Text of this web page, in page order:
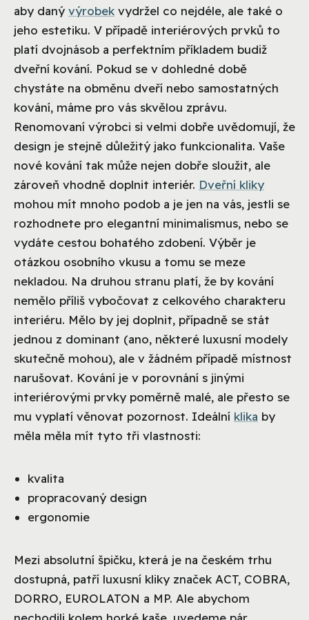
aby daný výrobek vydržel co nejdéle, ale také o
jeho estetiku. V případě interiérových prvků to
platí dvojnásob a perfektním příkladem budiž
dveřní kování. Pokud se v dohledné době
chystáte na obměnu dveří nebo samostatných
kování, máme pro vás skvělou zprávu.
Renomovaní výrobci si velmi dobře uvědomují, že
design je stejně důležitý jako funkcionalita. Vaše
nové kování tak může nejen dobře sloužit, ale
zároveň vhodně doplnit interiér. Dveřní kliky
mohou mít mnoho podob a je jen na vás, jestli se
rozhodnete pro elegantní minimalismus, nebo se
vydáte cestou bohatého zdobení. Výběr je
otázkou osobního vkusu a tomu se meze
nekladou. Na druhou stranu platí, že by kování
nemělo příliš vybočovat z celkového charakteru
interiéru. Mělo by jej doplnit, případně se stát
jednou z dominant (ano, některé luxusní modely
skutečně mohou), ale v žádném případě místnost
narušovat. Kování je v porovnání s jinými
interiérovými prvky poměrně malé, ale přesto se
mu vyplatí věnovat pozornost. Ideální klika by
měla měla mít tyto tři vlastnosti:
kvalita
propracovaný design
ergonomie
Mezi absolutní špičku, která je na českém trhu
dostupná, patří luxusní kliky značek ACT, COBRA,
DORRO, EUROLATON a MP. Ale abychom